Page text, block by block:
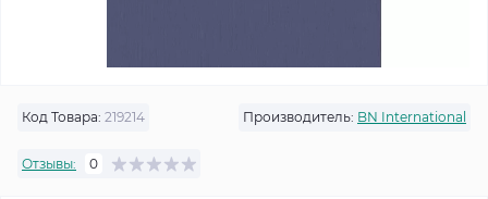
Код Товара: 219214 Производитель: BN International
Отзывы: 0